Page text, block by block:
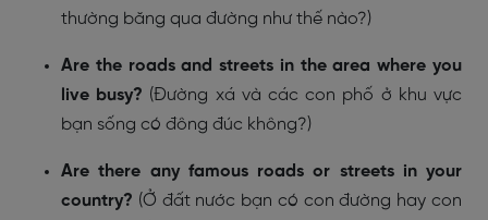
thường băng qua đường như thế nào?)
Are the roads and streets in the area where you
live busy? (Đường xá và các con phố ở khu vực
bạn sống có đông đúc không?)
Are there any famous roads or streets in your
country? (Ở đất nước bạn có con đường hay con